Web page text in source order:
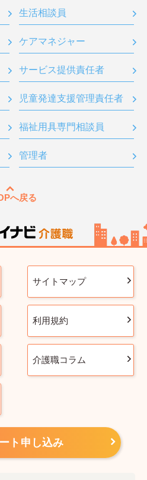
生活相談員
ケアマネジャー
サービス提供責任者
児童発達支援管理責任者
福祉用具専門相談員
管理者
へ戻る
サイトマップ
利用規約
介護職コラム
ト申し込み